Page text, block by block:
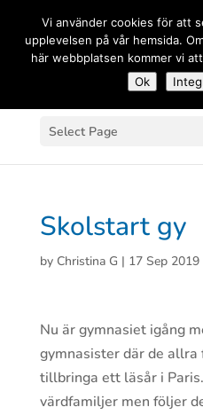
Select Page
Skolstart gy
by Christina G | 17 Sep 2019
Nu är gymnasiet igång
gymnasister där de
tillbringa ett läsår i
värdfamiljer men följer
Vi använder cookies för att
upplevelsen på vår hemsida.
här webbplatsen kommer vi
Ok